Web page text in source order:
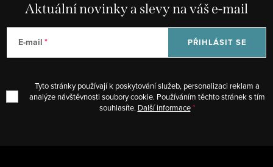
p
v
n
Aktuální novinky a slevy na váš e-mail
E-mail
Tyto stránky používají k poskytování služeb, personalizaci reklam a
analýze návštěvnosti soubory cookie. Používáním těchto stránek s tím
souhlasíte. Další informace
PŘIHLÁSIT SE